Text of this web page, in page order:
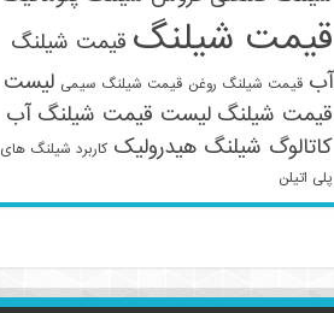
قیمت شیلنگ قیمت شیلنگ
آب قیمت شیلنگ روغن قیمت شیلنگ سیمی لیست
قیمت شیلنگ لیست قیمت شیلنگ آب
کاتالوگ شیلنگ هیدرولیک کاربرد شیلنگ های
پلی اتیلن